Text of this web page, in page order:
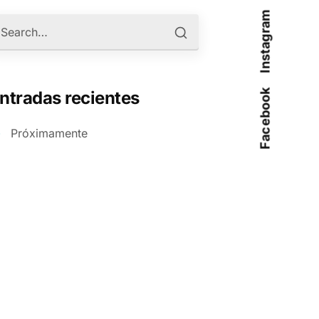
Facebook
Instagram
recientes
Próximamente